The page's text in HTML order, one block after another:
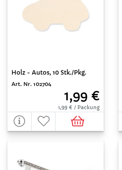
Holz - Autos, 10 Stk./Pkg.
Art. Nr. 102704
1,99 €
1,99 € / Packung